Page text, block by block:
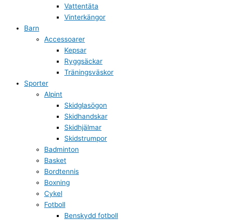
Vattentäta
Vinterkängor
Barn
Accessoarer
Kepsar
Ryggsäckar
Träningsväskor
Sporter
Alpint
Skidglasögon
Skidhandskar
Skidhjälmar
Skidstrumpor
Badminton
Basket
Bordtennis
Boxning
Cykel
Fotboll
Benskydd fotboll